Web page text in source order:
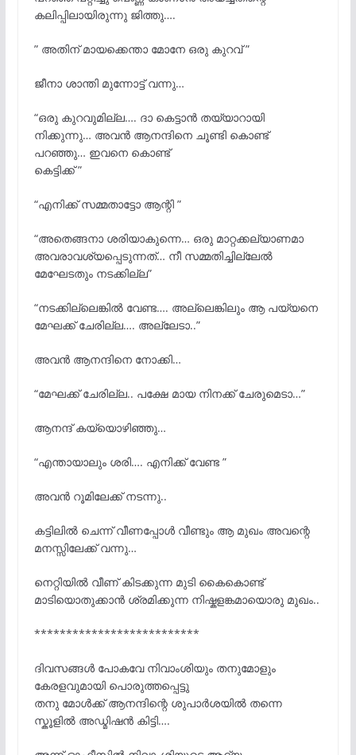
കലിപ്പിലായിരുന്നു ജിത്തു….
” അതിന് മായക്കെന്താ മോനേ ഒരു കുറവ് ”
ജീനാ ശാന്തി മുന്നോട്ട് വന്നു…
“ഒരു കുറവുമില്ല…. ദാ കെട്ടാൻ തയ്യാറായി
നിക്കുന്നു… അവൻ ആനന്ദിനെ ചൂണ്ടി കൊണ്ട്
പറഞ്ഞു… ഇവനെ കൊണ്ട്
കെട്ടിക്ക് ”
“എനിക്ക് സമ്മതാട്ടോ ആന്റി ”
“അതെങ്ങനാ ശരിയാകുന്നെ… ഒരു മാറ്റക്കല്യാണമാ
അവരാവശ്യപ്പെടുന്നത്… നീ സമ്മതിച്ചില്ലേൽ
മേഘേടതും നടക്കില്ല”
“നടക്കില്ലെങ്കിൽ വേണ്ട…. അല്ലെങ്കിലും ആ പയ്യനെ
മേഘക്ക് ചേരില്ല…. അല്ലേടാ..”
അവൻ ആനന്ദിനെ നോക്കി…
“മേഘക്ക് ചേരില്ല.. പക്ഷേ മായ നിനക്ക് ചേരുമെടാ…”
ആനന്ദ് കയ്യൊഴിഞ്ഞു…
“എന്തായാലും ശരി…. എനിക്ക് വേണ്ട ”
അവൻ റൂമിലേക്ക് നടന്നു..
കട്ടിലിൽ ചെന്ന് വീണപ്പോൾ വീണ്ടും ആ മുഖം അവന്റെ
മനസ്സിലേക്ക് വന്നു…
നെറ്റിയിൽ വീണ് കിടക്കുന്ന മുടി കൈകൊണ്ട്
മാടിയൊതുക്കാൻ ശ്രമിക്കുന്ന നിഷ്കളങ്കമായൊരു മുഖം..
**************************
ദിവസങ്ങൾ പോകവേ നിവാംശിയും തനുമോളും
കേരളവുമായി പൊരുത്തപ്പെട്ടു
തനു മോൾക്ക് ആനന്ദിന്റെ ശുപാർശയിൽ തന്നെ
സ്കൂളിൽ അഡ്മിഷൻ കിട്ടി….